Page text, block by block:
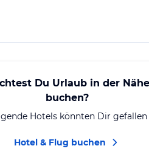
Du Urlaub in der Nähe
buchen?
Hotels könnten Dir gefallen
Hotel & Flug buchen